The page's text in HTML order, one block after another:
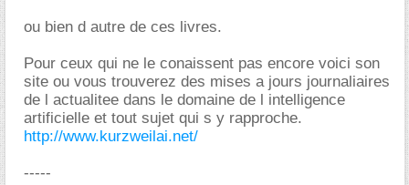
ou bien d autre de ces livres.
Pour ceux qui ne le conaissent pas encore voici son
site ou vous trouverez des mises a jours journaliaires
de l actualitee dans le domaine de l intelligence
artificielle et tout sujet qui s y rapproche.
http://www.kurzweilai.net/
-----